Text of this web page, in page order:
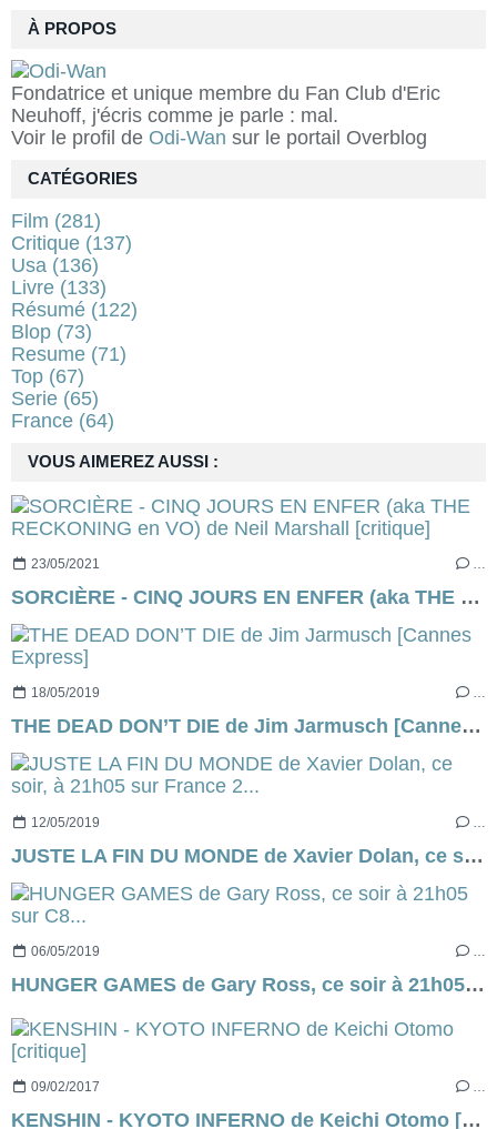
À PROPOS
Fondatrice et unique membre du Fan Club d'Eric
Neuhoff, j'écris comme je parle : mal.
Voir le profil de Odi-Wan sur le portail Overblog
VOUS AIMEREZ AUSSI :
23/05/2021 …
SORCIÈRE - CINQ JOURS EN ENFER (aka THE RECKONING en VO) de Neil Marshall [critique]
18/05/2019 …
THE DEAD DON’T DIE de Jim Jarmusch [Cannes Express]
12/05/2019
JUSTE LA FIN DU MONDE de Xavier Dolan, ce soir, à 21h05 sur France 2...
06/05/2019 …
HUNGER GAMES de Gary Ross, ce soir à 21h05 sur C8...
09/02/2017 …
KENSHIN - KYOTO INFERNO de Keichi Otomo [critique]
CATÉGORIES
Film (281)
Critique (137)
Usa (136)
Livre (133)
Résumé (122)
Blop (73)
Resume (71)
Top (67)
Serie (65)
France (64)